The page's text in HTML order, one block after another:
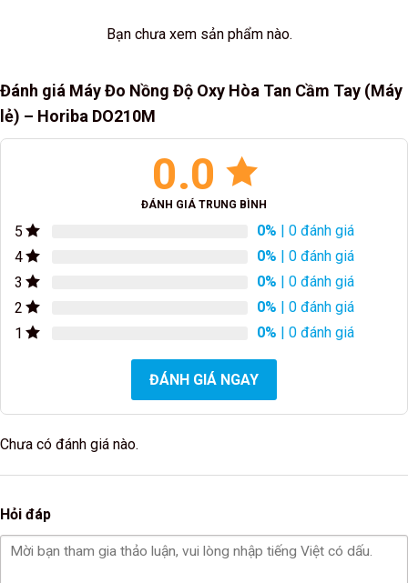
Bạn chưa xem sản phẩm nào.
Đánh giá Máy Đo Nồng Độ Oxy Hòa Tan Cầm Tay (Máy
lẻ) – Horiba DO210M
0.0
ĐÁNH GIÁ TRUNG BÌNH
5 0% | 0 đánh giá
4
0% | 0 đánh giá
3
0% | 0 đánh giá
2
0% | 0 đánh giá
1
0% | 0 đánh giá
ĐÁNH GIÁ NGAY
Chưa có đánh giá nào.
Hỏi đáp